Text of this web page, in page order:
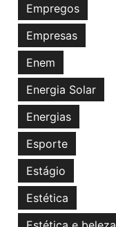
Empregos
Empresas
Enem
Energia Solar
Energias
Esporte
Estágio
Estética